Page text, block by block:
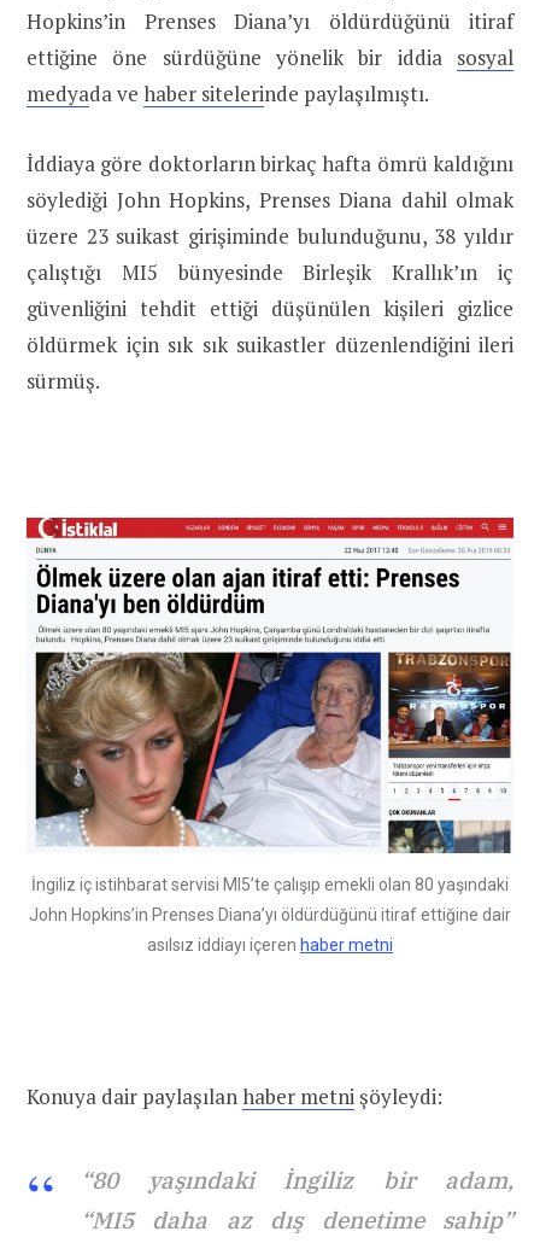
Hopkins’in Prenses Diana’yı öldürdüğünü itiraf
ettiğine öne sürdüğüne yönelik bir iddia sosyal
medyada ve haber sitelerinde paylaşılmıştı.
İddiaya göre doktorların birkaç hafta ömrü kaldığını
söylediği John Hopkins, Prenses Diana dahil olmak
üzere 23 suikast girişiminde bulunduğunu, 38 yıldır
çalıştığı MI5 bünyesinde Birleşik Krallık’ın iç
güvenliğini tehdit ettiği düşünülen kişileri gizlice
öldürmek için sık sık suikastler düzenlendiğini ileri
sürmüş.
İngiliz iç istihbarat servisi MI5’te çalışıp emekli olan 80 yaşındaki
John Hopkins’in Prenses Diana’yı öldürdüğünü itiraf ettiğine dair
asılsız iddiayı içeren haber metni
Konuya dair paylaşılanhaber metnişöyleydi:
“80 yaşındaki İngiliz bir adam,
“MI5 daha az dış denetime sahip”